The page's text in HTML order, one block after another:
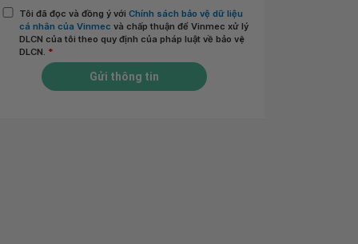
Tôi đã đọc và đồng ý với Chính sách bảo vệ dữ liệu
cá nhân của Vinmec và chấp thuận để Vinmec xử lý
DLCN của tôi theo quy định của pháp luật về bảo vệ
DLCN. *
Gửi thông tin